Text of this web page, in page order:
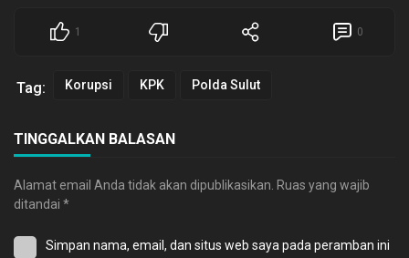
1 0
Tag: Korupsi KPK Polda Sulut
TINGGALKAN BALASAN
Alamat email Anda tidak akan dipublikasikan. Ruas yang wajib
ditandai *
Simpan nama, email, dan situs web saya pada peramban ini